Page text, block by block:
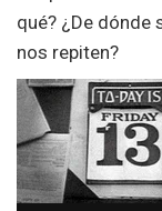
qué? ¿De dónde
nos repiten?